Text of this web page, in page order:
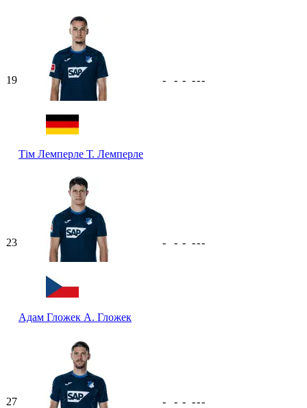
19
Тім Лемперле Т. Лемперле
- - - ---
23
Адам Гложек А. Гложек
- - - ---
27 - - - ---